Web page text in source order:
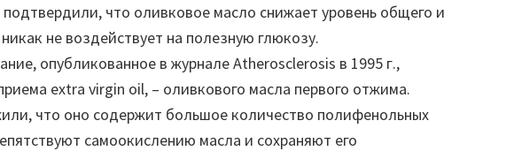
что оливковое масло снижает уровень общего и
не воздействует на полезную глюкозу.
опубликованное в журнале Atherosclerosis в 1995 г.,
extra virgin oil, – оливкового масла первого отжима.
что оно содержит большое количество полифенольных
самоокислению масла и сохраняют его